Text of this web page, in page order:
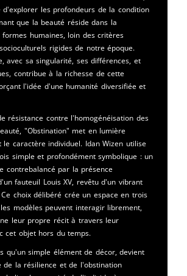
d'explorer les profondeurs de la condition
que la beauté réside dans la
humaines, loin des critères
rigides de notre époque.
avec sa singularité, ses différences, et
contribue à la richesse de cette
l'idée d'une humanité diversifiée et
résistance contre l'homogénéisation des
"Obstination" met en lumière
le caractère individuel. Idan Wizen utilise
simple et profondément symbolique : un
contrebalancé par la présence
fauteuil Louis XV, revêtu d'un vibrant
choix délibéré crée un espace en trois
modèles peuvent interagir librement,
leur propre récit à travers leur
cet objet hors du temps.
qu'un simple élément de décor, devient
de la résilience et de l'obstination